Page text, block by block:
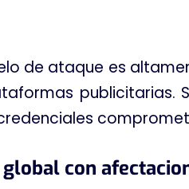
de ataque es
publicitarias.
con